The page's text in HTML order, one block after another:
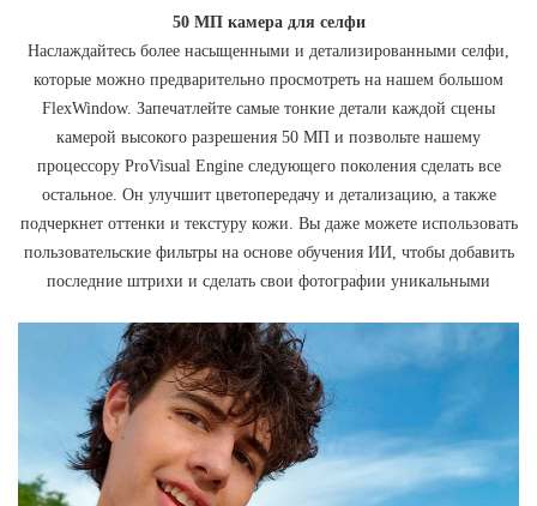
50 МП камера для селфи
Наслаждайтесь более насыщенными и детализированными селфи,
которые можно предварительно просмотреть на нашем большом
FlexWindow. Запечатлейте самые тонкие детали каждой сцены
камерой высокого разрешения 50 МП и позвольте нашему
процессору ProVisual Engine следующего поколения сделать все
остальное. Он улучшит цветопередачу и детализацию, а также
подчеркнет оттенки и текстуру кожи. Вы даже можете использовать
пользовательские фильтры на основе обучения ИИ, чтобы добавить
последние штрихи и сделать свои фотографии уникальными